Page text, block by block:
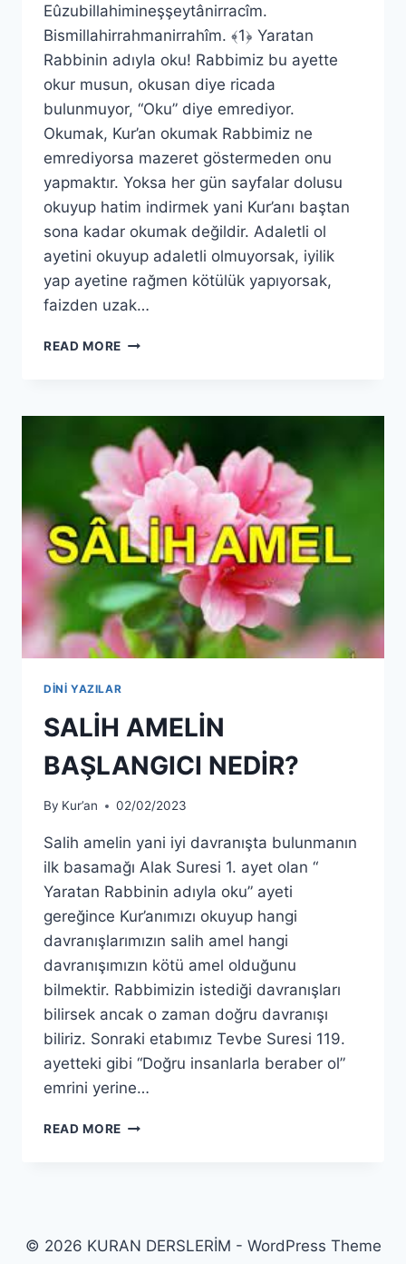
Eûzubillahimineşşeytânirracîm.
Bismillahirrahmanirrahîm. ﴾1﴿ Yaratan
Rabbinin adıyla oku! Rabbimiz bu ayette
okur musun, okusan diye ricada
bulunmuyor, “Oku” diye emrediyor.
Okumak, Kur’an okumak Rabbimiz ne
emrediyorsa mazeret göstermeden onu
yapmaktır. Yoksa her gün sayfalar dolusu
okuyup hatim indirmek yani Kur’anı baştan
sona kadar okumak değildir. Adaletli ol
ayetini okuyup adaletli olmuyorsak, iyilik
yap ayetine rağmen kötülük yapıyorsak,
faizden uzak…
READ MORE ALAK
DİNİ YAZILAR
SALİH AMELİN
BAŞLANGICI NEDİR?
By Kur’an 02/02/2023
Salih amelin yani iyi davranışta bulunmanın
ilk basamağı Alak Suresi 1. ayet olan “
Yaratan Rabbinin adıyla oku” ayeti
gereğince Kur’anımızı okuyup hangi
davranışlarımızın salih amel hangi
davranışımızın kötü amel olduğunu
bilmektir. Rabbimizin istediği davranışları
bilirsek ancak o zaman doğru davranışı
biliriz. Sonraki etabımız Tevbe Suresi 119.
ayetteki gibi “Doğru insanlarla beraber ol”
emrini yerine…
READ MORE SALİH
© 2026 KURAN DERSLERİM - WordPress Theme